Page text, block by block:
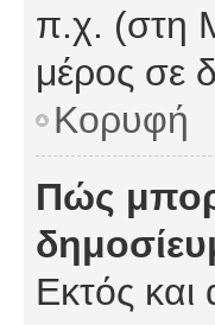
π.χ. (στη
μέρος σε
Κορυφή
Πώς
Εκτός και